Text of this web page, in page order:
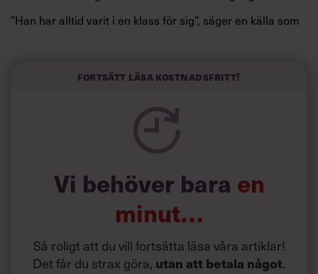
”Han har alltid varit i en klass för sig”, säger en källa som
person i branschen.
med beundrar, Kristofer Tonström som ledare. Men inte
Fortsätt läsa kostnadsfritt!
Vi behöver bara en
minut…
Så roligt att du vill fortsätta läsa våra artiklar!
Det får du strax göra, utan att betala något.